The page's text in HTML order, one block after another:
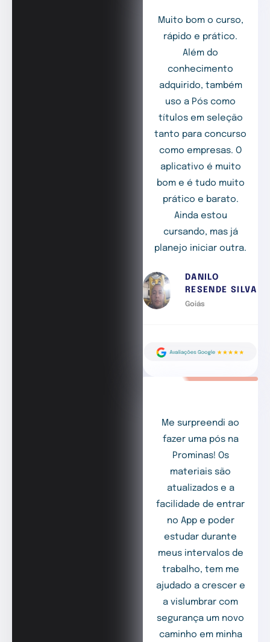
Muito bom o curso,
rápido e prático.
Além do
conhecimento
adquirido, também
uso a Pós como
títulos em seleção
tanto para concurso
como empresas. O
aplicativo é muito
bom e é tudo muito
prático e barato.
Ainda estou
cursando, mas já
planejo iniciar outra.
DANILO
RESENDE SILVA
Goiás
Me surpreendi ao
fazer uma pós na
Prominas! Os
materiais são
atualizados e a
facilidade de entrar
no App e poder
estudar durante
meus intervalos de
trabalho, tem me
ajudado a crescer e
a vislumbrar com
segurança um novo
caminho em minha